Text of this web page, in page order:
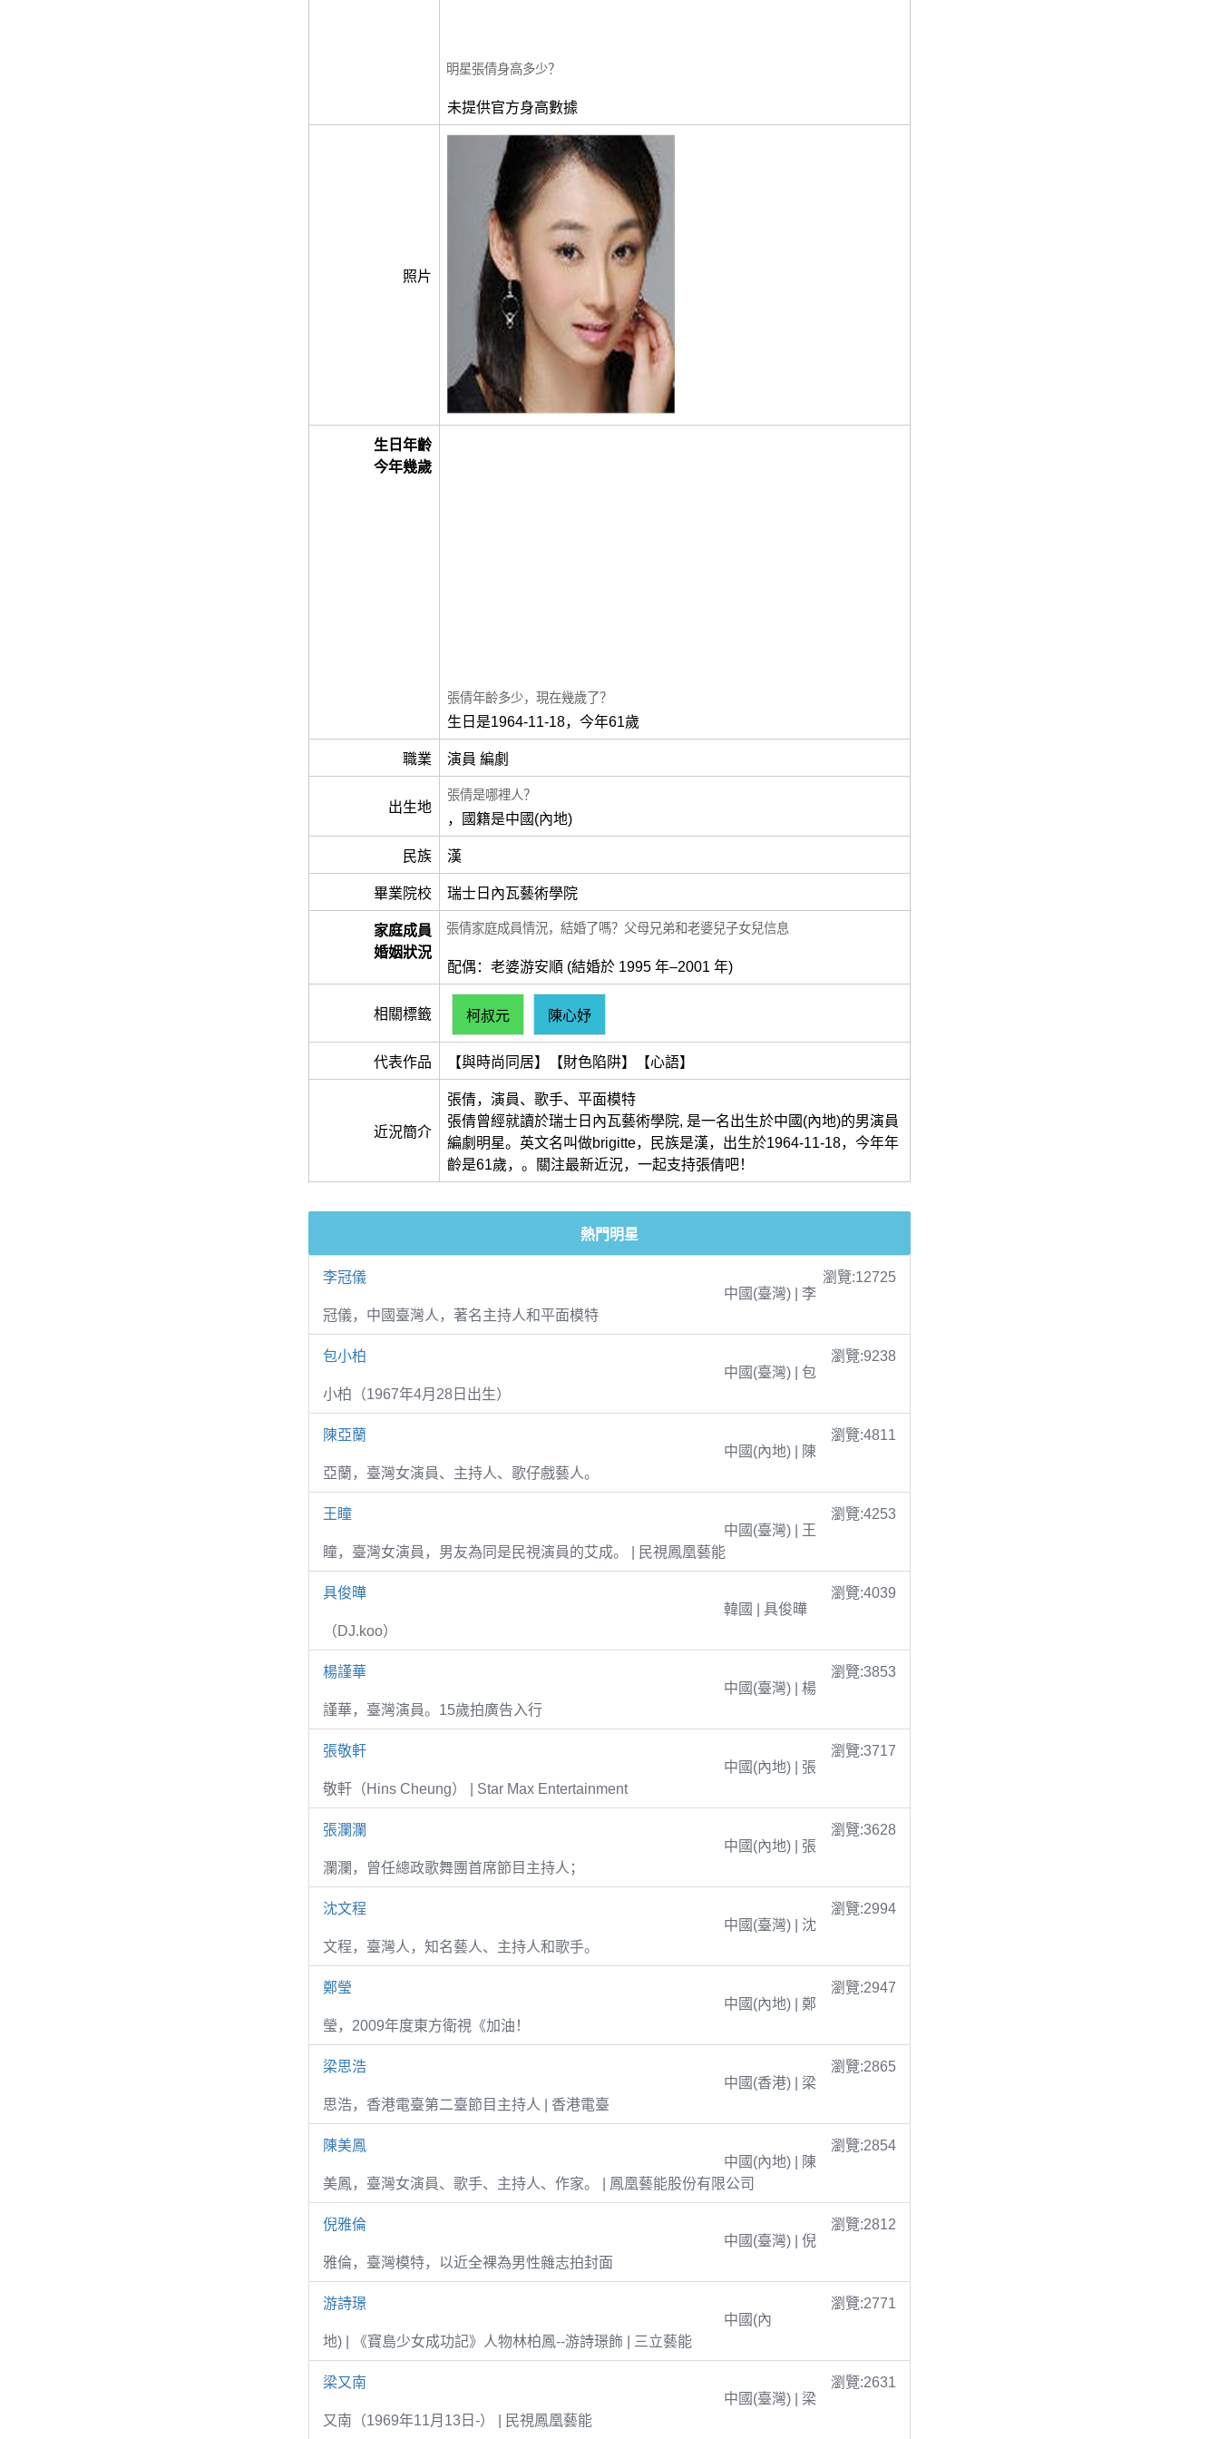
明星張倩身高多少？
未提供官方身高數據
照片
生日年齡
今年幾歲
張倩年齡多少，現在幾歲了？
生日是1964-11-18，今年61歲
職業 演員 編劇
出生地
張倩是哪裡人？
，國籍是中國(內地)
民族 漢
畢業院校 瑞士日內瓦藝術學院
家庭成員
婚姻狀況
張倩家庭成員情況，結婚了嗎？父母兄弟和老婆兒子女兒信息
配偶：老婆游安順 (結婚於 1995 年–2001 年)
相關標籤 柯叔元 陳心妤
代表作品 【與時尚同居】【財色陷阱】【心語】
近況簡介
張倩，演員、歌手、平面模特
張倩曾經就讀於瑞士日內瓦藝術學院, 是一名出生於中國(內地)的男演員
編劇明星。英文名叫做brigitte，民族是漢，出生於1964-11-18，今年年
齡是61歲，。關注最新近況，一起支持張倩吧！
熱門明星
李冠儀
瀏覽:12725
中國(臺灣) | 李
冠儀，中國臺灣人，著名主持人和平面模特
包小柏
瀏覽:9238
中國(臺灣) | 包
小柏（1967年4月28日出生）
陳亞蘭
瀏覽:4811
中國(內地) | 陳
亞蘭，臺灣女演員、主持人、歌仔戲藝人。
王瞳
瀏覽:4253
中國(臺灣) | 王
瞳，臺灣女演員，男友為同是民視演員的艾成。 | 民視鳳凰藝能
具俊曄
瀏覽:4039
韓國 | 具俊曄
（DJ.koo）
楊謹華
瀏覽:3853
中國(臺灣) | 楊
謹華，臺灣演員。15歲拍廣告入行
張敬軒
瀏覽:3717
中國(內地) | 張
敬軒（Hins Cheung） | Star Max Entertainment
張瀾瀾
瀏覽:3628
中國(內地) | 張
瀾瀾，曾任總政歌舞團首席節目主持人；
沈文程
瀏覽:2994
中國(臺灣) | 沈
文程，臺灣人，知名藝人、主持人和歌手。
鄭瑩
瀏覽:2947
中國(內地) | 鄭
瑩，2009年度東方衛視《加油！
梁思浩
瀏覽:2865
中國(香港) | 梁
思浩，香港電臺第二臺節目主持人 | 香港電臺
陳美鳳
瀏覽:2854
中國(內地) | 陳
美鳳，臺灣女演員、歌手、主持人、作家。 | 鳳凰藝能股份有限公司
倪雅倫
瀏覽:2812
中國(臺灣) | 倪
雅倫，臺灣模特，以近全裸為男性雜志拍封面
游詩璟
瀏覽:2771
中國(內
地) | 《寶島少女成功記》人物林柏鳳--游詩璟飾 | 三立藝能
梁又南
瀏覽:2631
中國(臺灣) | 梁
又南（1969年11月13日-） | 民視鳳凰藝能